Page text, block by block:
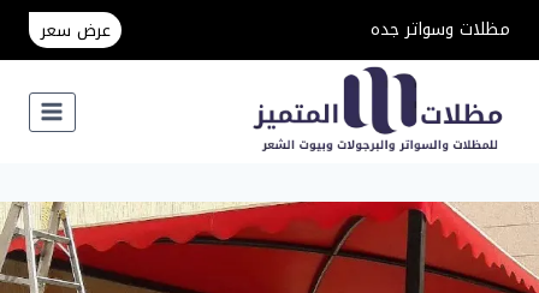
التجاوزمظلات وسواتر جده عرض سعر